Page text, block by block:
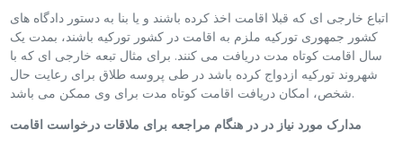
اتباع خارجی ای که قبلا اقامت اخذ کرده باشند و یا بنا به دستور دادگاه های
کشور جمهوری تورکیه ملزم به اقامت در کشور تورکیه باشند، بمدت یک
سال اقامت کوتاه مدت دریافت می کنند. برای مثال تبعه خارجی ای که با
شهروند تورکیه ازدواج کرده باشد در طی پروسه طلاق برای رعایت حال
شخص، امکان دریافت اقامت کوتاه مدت برای وی ممکن می باشد.
مدارک مورد نیاز در در هنگام مراجعه برای ملاقات درخواست اقامت